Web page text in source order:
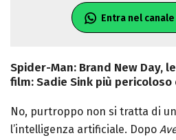
Entra nel
Spider-Man: Brand New Day,
film: Sadie Sink più pericoloso
No, purtroppo non si tratta di
l’intelligenza artificiale. Dopo